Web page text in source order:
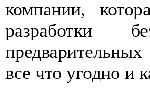
компании,
разработки
все что угодно и